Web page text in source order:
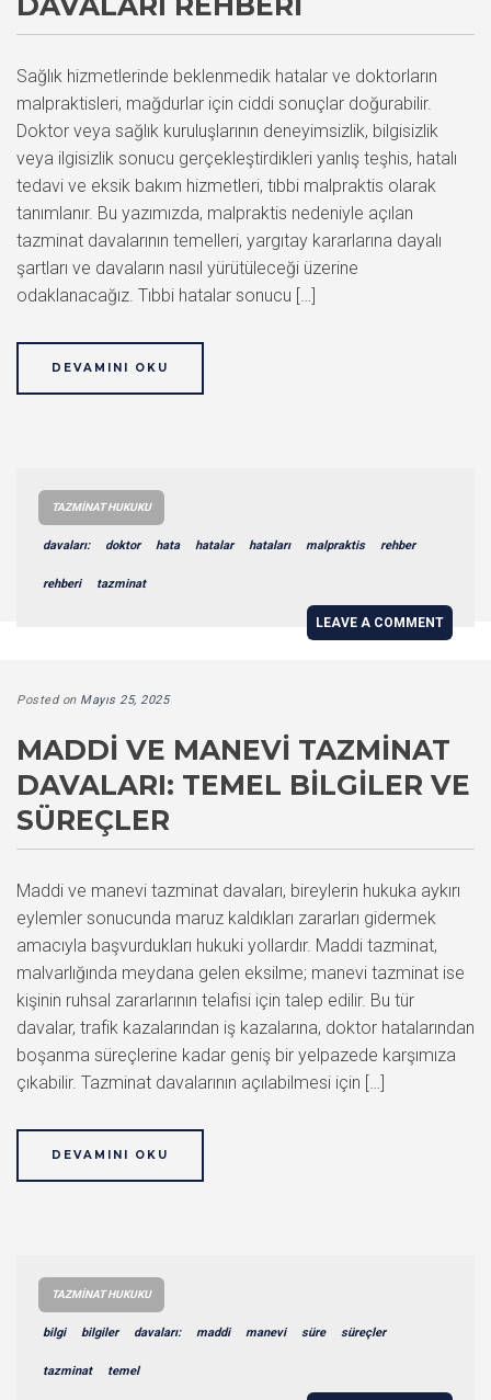
Sağlık hizmetlerinde beklenmedik hatalar ve doktorların
malpraktisleri, mağdurlar için ciddi sonuçlar doğurabilir.
Doktor veya sağlık kuruluşlarının deneyimsizlik, bilgisizlik
veya ilgisizlik sonucu gerçekleştirdikleri yanlış teşhis, hatalı
tedavi ve eksik bakım hizmetleri, tıbbi malpraktis olarak
tanımlanır. Bu yazımızda, malpraktis nedeniyle açılan
tazminat davalarının temelleri, yargıtay kararlarına dayalı
şartları ve davaların nasıl yürütüleceği üzerine
odaklanacağız. Tıbbi hatalar sonucu […]
DEVAMINI OKU
TAZMINAT HUKUKU
davaları: doktor hata hatalar hataları malpraktis rehber
rehberi tazminat
LEAVE A COMMENT
Posted on Mayıs 25, 2025
MADDI VE MANEVI TAZMINAT
DAVALARI: TEMEL BILGILER VE
SÜREÇLER
Maddi ve manevi tazminat davaları, bireylerin hukuka aykırı
eylemler sonucunda maruz kaldıkları zararları gidermek
amacıyla başvurdukları hukuki yollardır. Maddi tazminat,
malvarlığında meydana gelen eksilme; manevi tazminat ise
kişinin ruhsal zararlarının telafisi için talep edilir. Bu tür
davalar, trafik kazalarından iş kazalarına, doktor hatalarından
boşanma süreçlerine kadar geniş bir yelpazede karşımıza
çıkabilir. Tazminat davalarının açılabilmesi için […]
DEVAMINI OKU
TAZMINAT HUKUKU
bilgi bilgiler davaları: maddi manevi süre süreçler
tazminat temel